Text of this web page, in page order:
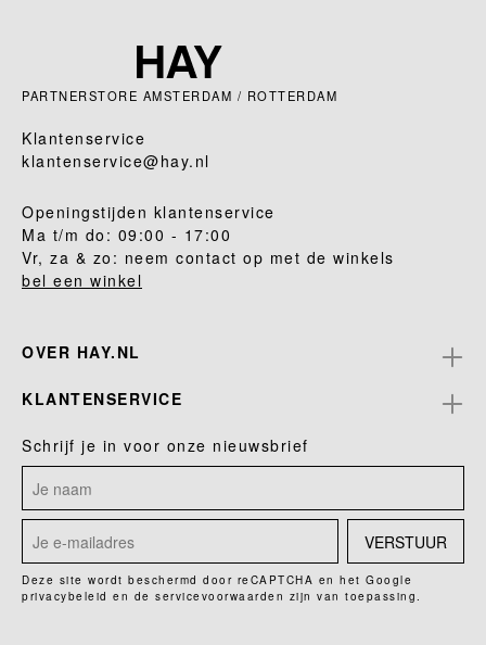
PARTNERSTORE AMSTERDAM / ROTTERDAM
Klantenservice
klantenservice@hay.nl
Openingstijden klantenservice
Ma t/m do: 09:00 - 17:00
Vr, za & zo: neem contact op met de winkels
bel een winkel
OVER HAY.NL
KLANTENSERVICE
Schrijf je in voor onze nieuwsbrief
VERSTUUR
Deze site wordt beschermd door reCAPTCHA en het Google
privacybeleid en de servicevoorwaarden zijn van toepassing.